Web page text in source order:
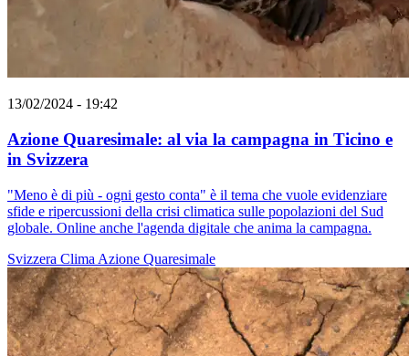
13/02/2024 - 19:42
Azione Quaresimale: al via la campagna in Ticino e
in Svizzera
"Meno è di più - ogni gesto conta" è il tema che vuole evidenziare
sfide e ripercussioni della crisi climatica sulle popolazioni del Sud
globale. Online anche l'agenda digitale che anima la campagna.
Svizzera Clima Azione Quaresimale